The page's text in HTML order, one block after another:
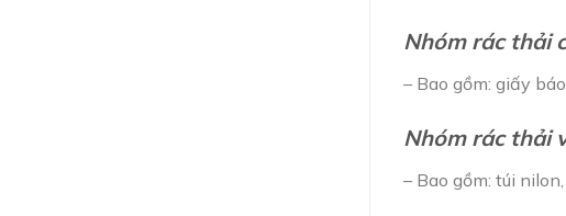
Nhóm rác thải
– Bao gồm: giấy
Nhóm rác thải
– Bao gồm: túi